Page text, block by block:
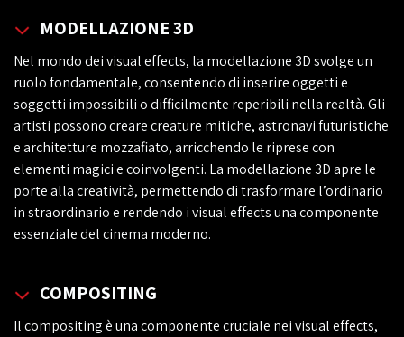
MODELLAZIONE 3D
Nel mondo dei visual effects, la modellazione 3D svolge un
ruolo fondamentale, consentendo di inserire oggetti e
soggetti impossibili o difficilmente reperibili nella realtà. Gli
artisti possono creare creature mitiche, astronavi futuristiche
e architetture mozzafiato, arricchendo le riprese con
elementi magici e coinvolgenti. La modellazione 3D apre le
porte alla creatività, permettendo di trasformare l’ordinario
in straordinario e rendendo i visual effects una componente
essenziale del cinema moderno.
COMPOSITING
Il compositing è una componente cruciale nei visual effects,